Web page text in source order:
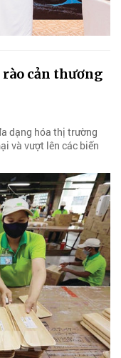
cản thương
dạng hóa thị trường
và vượt lên các biến